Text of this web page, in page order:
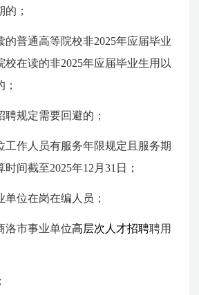
；
的普通高等院校非2025年应届毕业
校在读的非2025年应届毕业生用以
聘规定需要回避的；
工作人员有服务年限规定且服务期
间截至2025年12月31日；
单位在岗在编人员；
洛市事业单位高层次人才招聘聘用